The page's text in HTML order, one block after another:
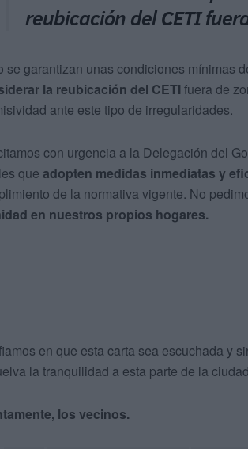
reubicación del CETI
se garantizan unas condiciones mínimas
la reubicación del CETI fuera de
ante este tipo de irregularidades.
con urgencia a la Delegación del
que adopten medidas inmediatas y
de la normativa vigente. No
en nuestros propios hogares.
en que esta carta sea escuchada y
la tranquilidad a esta parte de la
los vecinos.